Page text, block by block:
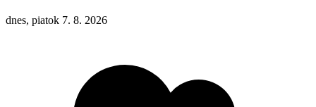
dnes, piatok 7. 8. 2026